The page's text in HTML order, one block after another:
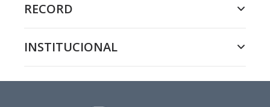
RECORD
INSTITUCIONAL